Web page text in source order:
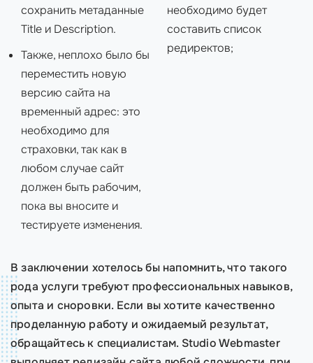
сохранить метаданные
Title и Description.
Также, неплохо было бы
переместить новую
версию сайта на
временный адрес: это
необходимо для
страховки, так как в
любом случае сайт
должен быть рабочим,
пока вы вносите и
тестируете изменения.
необходимо будет
составить список
редиректов;
В заключении хотелось бы напомнить, что такого
рода услуги требуют профессиональных навыков,
опыта и сноровки. Если вы хотите качественно
проделанную работу и ожидаемый результат,
обращайтесь к специалистам. Studio Webmaster